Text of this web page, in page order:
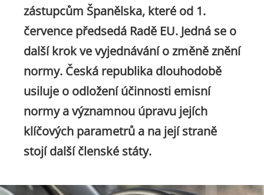
zástupcům Španělska, které od 1.
července předsedá Radě EU. Jedná se o
další krok ve vyjednávání o změně znění
normy. Česká republika dlouhodobě
usiluje o odložení účinnosti emisní
normy a významnou úpravu jejích
klíčových parametrů a na její straně
stojí další členské státy.